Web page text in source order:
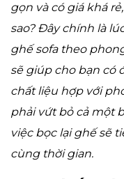
gọn và có giá khá
sao? Đây chính là
ghế sofa theo
sẽ giúp cho bạn có
chất liệu hợp với
phải vứt bỏ cả một
việc bọc lại ghế sẽ
cùng thời gian.